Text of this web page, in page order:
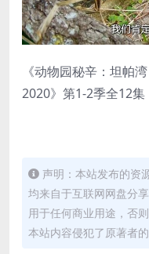
《动物园秘辛：坦帕
2020》第1-2季全12集
声明：本站发布的资
均来自于互联网网盘分
用于任何商业用途，否
本站内容侵犯了原著者